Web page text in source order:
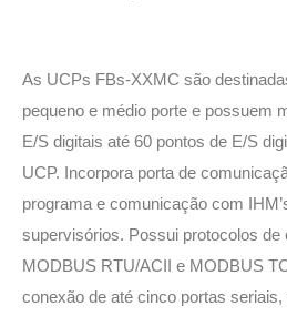
As UCPs FBs-XXMC são
pequeno e médio porte e possuem
E/S digitais até 60 pontos de E/S
UCP. Incorpora porta de
programa e comunicação com
supervisórios. Possui protocolos de
MODBUS RTU/ACII e MODBUS
conexão de até cinco portas seriais,